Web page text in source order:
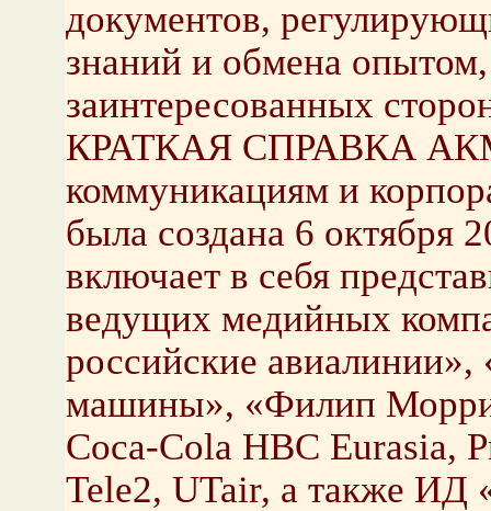
документов,
знаний и обмена
заинтересованных
КРАТКАЯ СПРАВКА
коммуникациям и
была создана 6 октября
включает в себя
ведущих медийных
российские
машины», «Филип
Coca-Cola HBC Eurasia,
Tele2, UTair, а также ИД